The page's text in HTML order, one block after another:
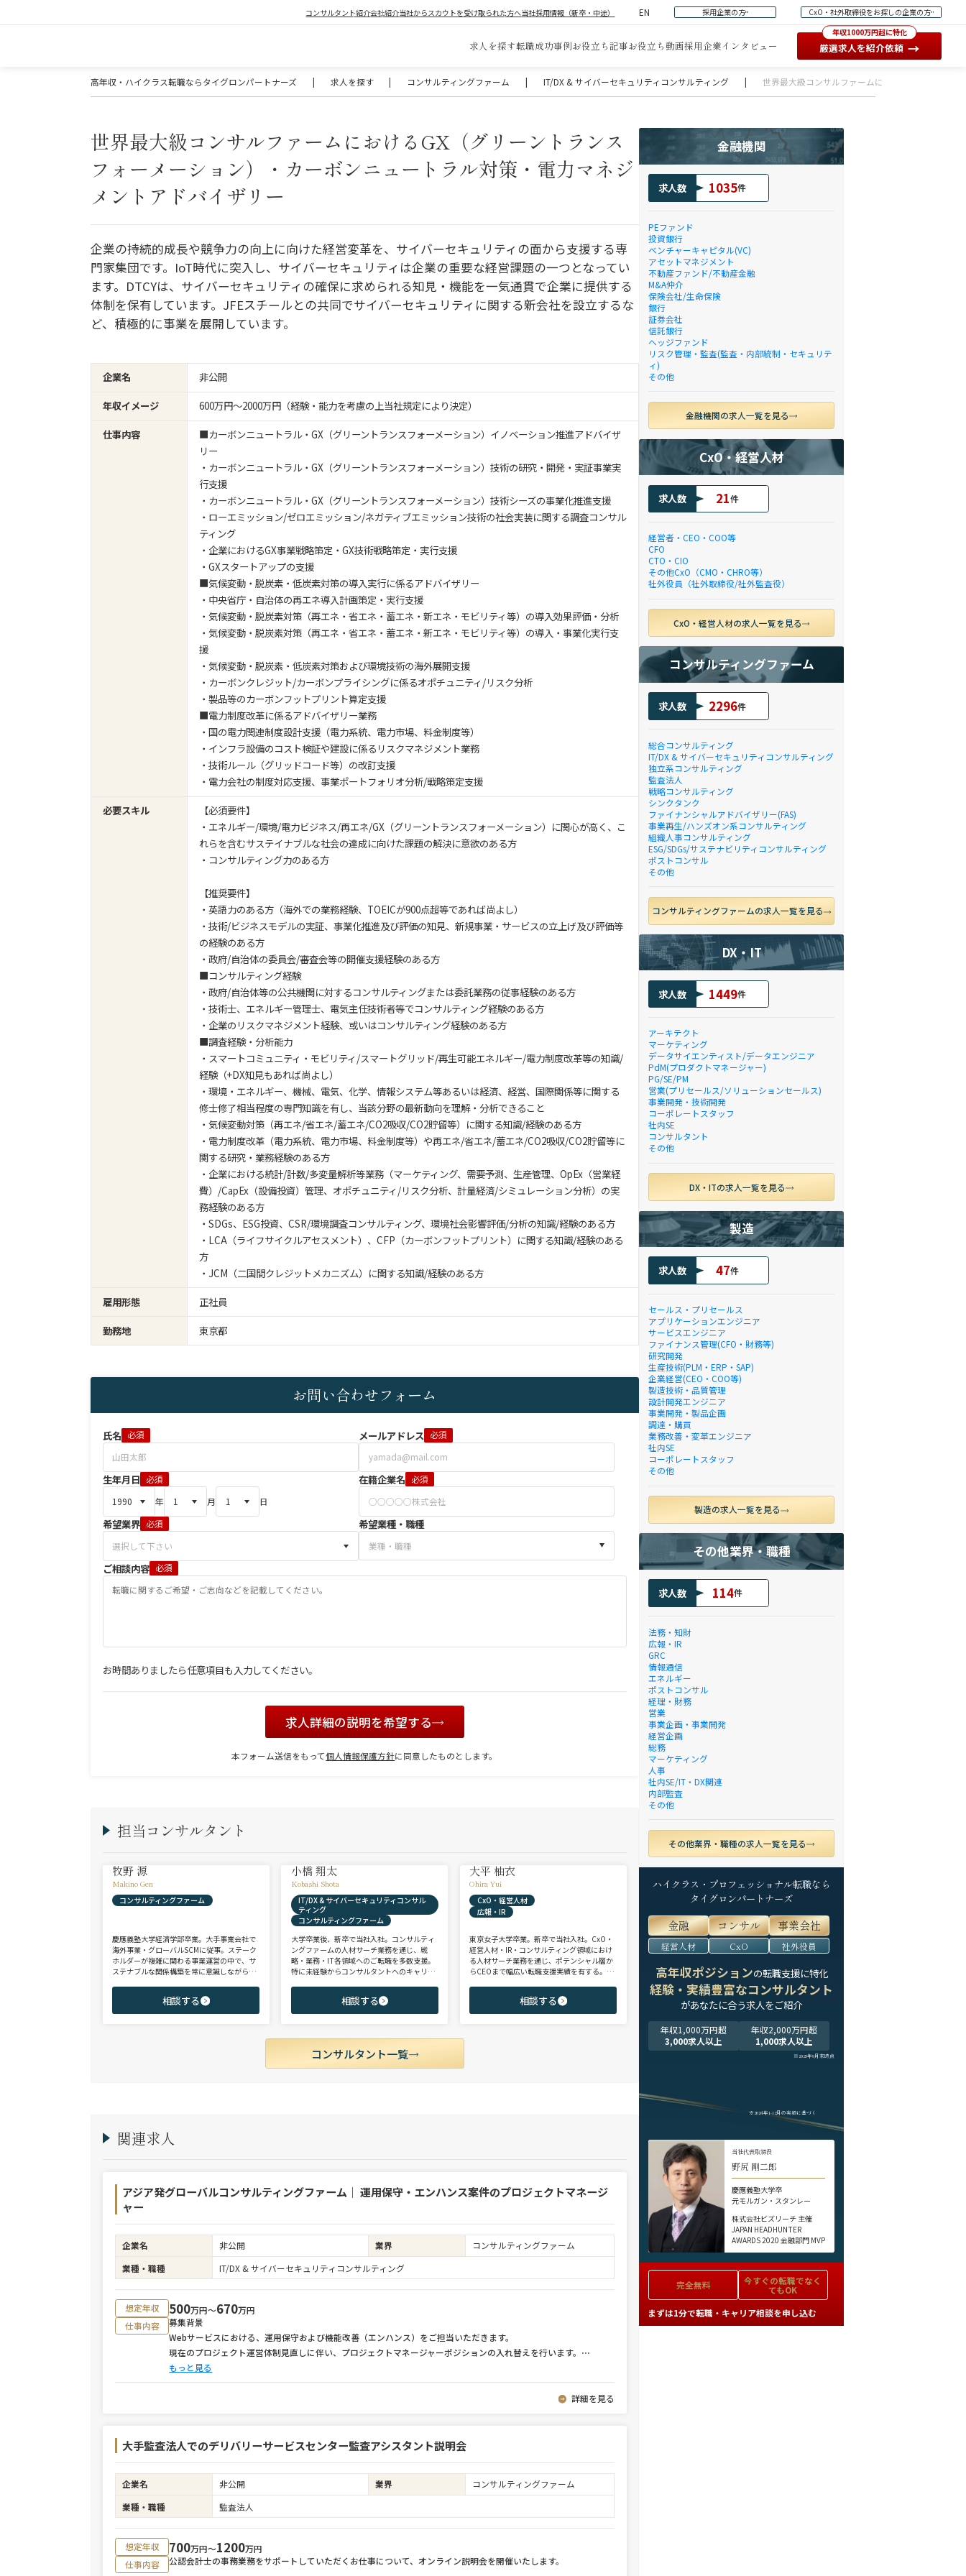
コンサルタント紹介会社紹介当社からスカウトを受け取られた方へ当社採用情報（新卒・中途） EN 採用企業の方 CxO・社外取締役をお探しの企業の方
求人を探す転職成功事例お役立ち記事お役立ち動画採用企業インタビュー
年収1000万円超に特化
厳選求人を紹介依頼 →
高年収・ハイクラス転職ならタイグロンパートナーズ | 求人を探す | コンサルティングファーム | IT/DX & サイバーセキュリティコンサルティング | 世界最大級コンサルファームにおけるGX（グリー
世界最大級コンサルファームにおけるGX（グリーントランス
フォーメーション）・カーボンニュートラル対策・電力マネジ
メントアドバイザリー
企業の持続的成長や競争力の向上に向けた経営変革を、サイバーセキュリティの面から支援する専
門家集団です。IoT時代に突入し、サイバーセキュリティは企業の重要な経営課題の一つとなってい
ます。DTCYは、サイバーセキュリティの確保に求められる知見・機能を一気通貫で企業に提供する
体制を保有しています。JFEスチールとの共同でサイバーセキュリティに関する新会社を設立するな
ど、積極的に事業を展開しています。
企業名
非公開
年収イメージ
600万円〜2000万円（経験・能力を考慮の上当社規定により決定）
仕事内容
■カーボンニュートラル・GX（グリーントランスフォーメーション）イノベーション推進アドバイザ
リー
・カーボンニュートラル・GX（グリーントランスフォーメーション）技術の研究・開発・実証事業実
行支援
・カーボンニュートラル・GX（グリーントランスフォーメーション）技術シーズの事業化推進支援
・ローエミッション/ゼロエミッション/ネガティブエミッション技術の社会実装に関する調査コンサル
ティング
・企業におけるGX事業戦略策定・GX技術戦略策定・実行支援
・GXスタートアップの支援
■気候変動・脱炭素・低炭素対策の導入実行に係るアドバイザリー
・中央省庁・自治体の再エネ導入計画策定・実行支援
・気候変動・脱炭素対策（再エネ・省エネ・蓄エネ・新エネ・モビリティ等）の導入効果評価・分析
・気候変動・脱炭素対策（再エネ・省エネ・蓄エネ・新エネ・モビリティ等）の導入・事業化実行支
援
・気候変動・脱炭素・低炭素対策および環境技術の海外展開支援
・カーボンクレジット/カーボンプライシングに係るオポチュニティ/リスク分析
・製品等のカーボンフットプリント算定支援
■電力制度改革に係るアドバイザリー業務
・国の電力関連制度設計支援（電力系統、電力市場、料金制度等）
・インフラ設備のコスト検証や建設に係るリスクマネジメント業務
・技術ルール（グリッドコード等）の改訂支援
・電力会社の制度対応支援、事業ポートフォリオ分析/戦略策定支援
必要スキル
【必須要件】
・エネルギー/環境/電力ビジネス/再エネ/GX（グリーントランスフォーメーション）に関心が高く、こ
れらを含むサステイナブルな社会の達成に向けた課題の解決に意欲のある方
・コンサルティング力のある方
【推奨要件】
・英語力のある方（海外での業務経験、TOEICが900点超等であれば尚よし）
・技術/ビジネスモデルの実証、事業化推進及び評価の知見、新規事業・サービスの立上げ及び評価等
の経験のある方
・政府/自治体の委員会/審査会等の開催支援経験のある方
■コンサルティング経験
・政府/自治体等の公共機関に対するコンサルティングまたは委託業務の従事経験のある方
・技術士、エネルギー管理士、電気主任技術者等でコンサルティング経験のある方
・企業のリスクマネジメント経験、或いはコンサルティング経験のある方
■調査経験・分析能力
・スマートコミュニティ・モビリティ/スマートグリッド/再生可能エネルギー/電力制度改革等の知識/
経験（+DX知見もあれば尚よし）
・環境・エネルギー、機械、電気、化学、情報システム等あるいは経済、経営、国際関係等に関する
修士修了相当程度の専門知識を有し、当該分野の最新動向を理解・分析できること
・気候変動対策（再エネ/省エネ/蓄エネ/CO2吸収/CO2貯留等）に関する知識/経験のある方
・電力制度改革（電力系統、電力市場、料金制度等）や再エネ/省エネ/蓄エネ/CO2吸収/CO2貯留等に
関する研究・業務経験のある方
・企業における統計/計数/多変量解析等業務（マーケティング、需要予測、生産管理、OpEx（営業経
費）/CapEx（設備投資）管理、オポチュニティ/リスク分析、計量経済/シミュレーション分析）の実
務経験のある方
・SDGs、ESG投資、CSR/環境調査コンサルティング、環境社会影響評価/分析の知識/経験のある方
・LCA（ライフサイクルアセスメント）、CFP（カーボンフットプリント）に関する知識/経験のある
方
・JCM（二国間クレジットメカニズム）に関する知識/経験のある方
雇用形態
正社員
勤務地
東京都
お問い合わせフォーム
氏名 必須 メールアドレス 必須
生年月日 必須
年
月 日
在籍企業名 必須
希望業界 必須 希望業種・職種
ご相談内容 必須
お時間ありましたら任意項目も入力してください。
求人詳細の説明を希望する
本フォーム送信をもって個人情報保護方針に同意したものとします。
担当コンサルタント
牧野 源
Makino Gen
コンサルティングファーム
慶應義塾大学経済学部卒業。大手事業会社で
海外事業・グローバルSCMに従事。ステーク
ホルダーが複雑に関わる事業運営の中で、サ
ステナブルな関係構築を常に意識しながら意
商社、投資銀行、大手事業会社を始めとする
幅広い領域で、若手～エグゼクティブまでご
相談する
小橋 翔太
Kobashi Shota
IT/DX & サイバーセキュリティコンサル
ティング
コンサルティングファーム
大学卒業後、新卒で当社入社。コンサルティ
ングファームの人材サーチ業務を通じ、戦
略・業務・IT各領域へのご転職を多数支援。
特に未経験からコンサルタントへのキャリア
ご志向と市場動向を踏まえ最適なキャリアを
ご提案させていただきます。
相談する
大平 柚衣
Ohira Yui
CxO・経営人材
広報・IR
東京女子大学卒業。新卒で当社入社。CxO・
経営人材・IR・コンサルティング領域におけ
る人材サーチ業務を通じ、ポテンシャル層か
らCEOまで幅広い転職支援実績を有する。コ
領域を中心に担当。未経験・ポテンシャル層
からミドル・ハイクラス層まで、年代・職階
相談する
コンサルタント一覧
関連求人
アジア発グローバルコンサルティングファーム｜ 運用保守・エンハンス案件のプロジェクトマネージ
ャー
企業名 非公開 業界
コンサルティングファーム
業種・職種
IT/DX & サイバーセキュリティコンサルティング
想定年収 500万円〜670万円
仕事内容
募集背景
Webサービスにおける、運用保守および機能改善（エンハンス）をご担当いただきます。
現在のプロジェクト運営体制見直しに伴い、プロジェクトマネージャーポジションの入れ替えを行います。 ⋯
もっと見る
詳細を見る
大手監査法人でのデリバリーサービスセンター監査アシスタント説明会
企業名 非公開 業界
コンサルティングファーム
業種・職種
監査法人
想定年収 700万円〜1200万円
仕事内容
公認会計士の事務業務をサポートしていただくお仕事について、オンライン説明会を開催いたします。
金融機関
求人数 1035件
PEファンド
投資銀行
ベンチャーキャピタル(VC)
アセットマネジメント
不動産ファンド/不動産金融
M&A仲介
保険会社/生命保険
銀行
証券会社
信託銀行
ヘッジファンド
リスク管理・監査(監査・内部統制・セキュリテ
ィ)
その他
金融機関の求人一覧を見る
CxO・経営人材
求人数 21件
経営者・CEO・COO等
CFO
CTO・CIO
その他CxO（CMO・CHRO等）
社外役員（社外取締役/社外監査役）
CxO・経営人材の求人一覧を見る
コンサルティングファーム
求人数 2296件
総合コンサルティング
IT/DX & サイバーセキュリティコンサルティング
独立系コンサルティング
監査法人
戦略コンサルティング
シンクタンク
ファイナンシャルアドバイザリー(FAS)
事業再生/ハンズオン系コンサルティング
組織人事コンサルティング
ESG/SDGs/サステナビリティコンサルティング
ポストコンサル
その他
コンサルティングファームの求人一覧を見る
DX・IT
求人数 1449件
アーキテクト
マーケティング
データサイエンティスト/データエンジニア
PdM(プロダクトマネージャー)
PG/SE/PM
営業(プリセールス/ソリューションセールス)
事業開発・技術開発
コーポレートスタッフ
社内SE
コンサルタント
その他
DX・ITの求人一覧を見る
製造
求人数 47件
セールス・プリセールス
アプリケーションエンジニア
サービスエンジニア
ファイナンス管理(CFO・財務等)
研究開発
生産技術(PLM・ERP・SAP)
企業経営(CEO・COO等)
製造技術・品質管理
設計開発エンジニア
事業開発・製品企画
調達・購買
業務改善・変革エンジニア
社内SE
コーポレートスタッフ
その他
製造の求人一覧を見る
その他業界・職種
求人数 114件
法務・知財
広報・IR
GRC
情報通信
エネルギー
ポストコンサル
経理・財務
営業
事業企画・事業開発
経営企画
総務
マーケティング
人事
社内SE/IT・DX関連
内部監査
その他
その他業界・職種の求人一覧を見る
ハイクラス・プロフェッショナル転職なら
タイグロンパートナーズ
金融 コンサル 事業会社
経営人材 CxO 社外役員
高年収ポジションの転職支援に特化
経験・実績豊富なコンサルタント
があなたに合う求人をご紹介
年収1,000万円超
3,000求人以上
年収2,000万円超
1,000求人以上
※2025年9月末時点
※2024年1-12月の実績に基づく
当社代表取締役
野尻 剛二郎
慶應義塾大学卒
元モルガン・スタンレー
株式会社ビズリーチ 主催
JAPAN HEADHUNTER
AWARDS 2020 金融部門 MVP
完全無料 今すぐの転職でなく
てもOK
まずは1分で転職・キャリア相談を申し込む